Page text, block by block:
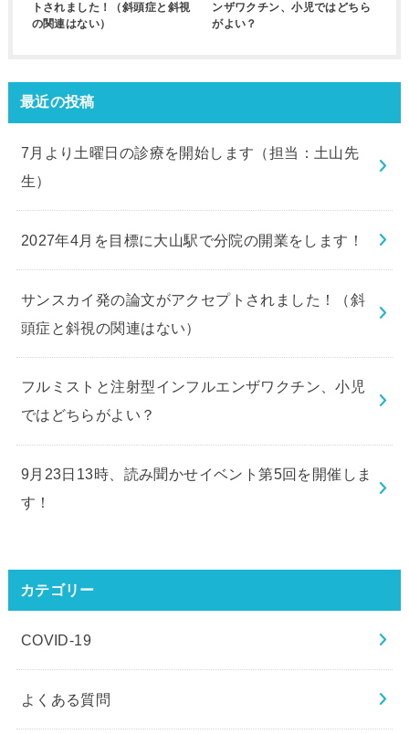
トされました！（斜頭症と斜視
の関連はない）
ンザワクチン、小児ではどちら
がよい？
最近の投稿
7月より土曜日の診療を開始します（担当：土山先
生）
2027年4月を目標に大山駅で分院の開業をします！
サンスカイ発の論文がアクセプトされました！（斜
頭症と斜視の関連はない）
フルミストと注射型インフルエンザワクチン、小児
ではどちらがよい？
9月23日13時、読み聞かせイベント第5回を開催しま
す！
カテゴリー
COVID-19
よくある質問